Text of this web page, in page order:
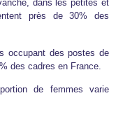
dans les petites et
près de 30% des
occupant des postes de
des cadres en France.
de femmes varie